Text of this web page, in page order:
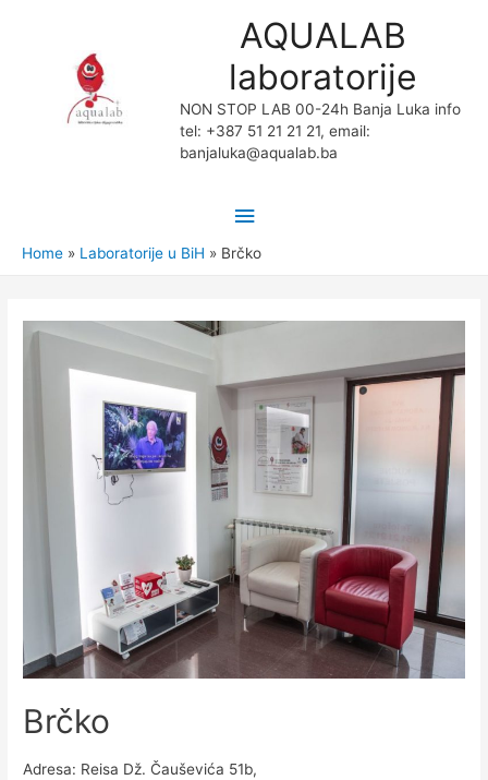
AQUALAB
laboratorije
NON STOP LAB 00-24h Banja Luka info
tel: +387 51 21 21 21, email:
banjaluka@aqualab.ba
Home Laboratorije u BiH Brčko
Brčko
Adresa: Reisa Dž. Čauševića 51b,